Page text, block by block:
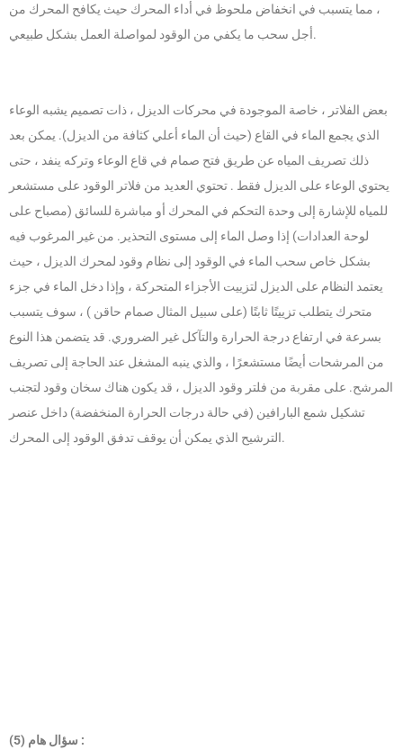
، مما يتسبب في انخفاض ملحوظ في أداء المحرك حيث يكافح المحرك من
أجل سحب ما يكفي من الوقود لمواصلة العمل بشكل طبيعي.
بعض الفلاتر ، خاصة الموجودة في محركات الديزل ، ذات تصميم يشبه الوعاء
الذي يجمع الماء في القاع (حيث أن الماء أعلي كثافة من الديزل). يمكن بعد
ذلك تصريف المياه عن طريق فتح صمام في قاع الوعاء وتركه ينفد ، حتى
يحتوي الوعاء على الديزل فقط . تحتوي العديد من فلاتر الوقود على مستشعر
للمياه للإشارة إلى وحدة التحكم في المحرك أو مباشرة للسائق (مصباح على
لوحة العدادات) إذا وصل الماء إلى مستوى التحذير. من غير المرغوب فيه
بشكل خاص سحب الماء في الوقود إلى نظام وقود لمحرك الديزل ، حيث
يعتمد النظام على الديزل لتزييت الأجزاء المتحركة ، وإذا دخل الماء في جزء
متحرك يتطلب تزييتًا ثابتًا (على سبيل المثال صمام حاقن ) ، سوف يتسبب
بسرعة في ارتفاع درجة الحرارة والتآكل غير الضروري. قد يتضمن هذا النوع
من المرشحات أيضًا مستشعرًا ، والذي ينبه المشغل عند الحاجة إلى تصريف
المرشح. على مقربة من فلتر وقود الديزل ، قد يكون هناك سخان وقود لتجنب
تشكيل شمع البارافين (في حالة درجات الحرارة المنخفضة) داخل عنصر
الترشيح الذي يمكن أن يوقف تدفق الوقود إلى المحرك.
سؤال هام (5) :